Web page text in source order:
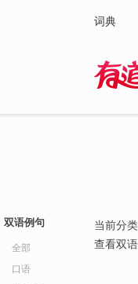
词典
双语例句
全部
口语
当前分
查看双